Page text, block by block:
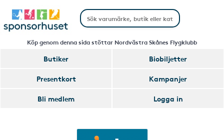
Köp genom denna sida stöttar Nordvästra Skånes Flygklubb
Butiker
Biobiljetter
Presentkort
Kampanjer
Bli medlem
Logga in